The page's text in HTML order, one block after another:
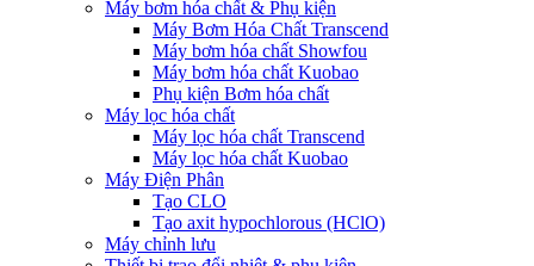
Máy bơm hóa chất & Phụ kiện
Máy Bơm Hóa Chất Transcend
Máy bơm hóa chất Showfou
Máy bơm hóa chất Kuobao
Phụ kiện Bơm hóa chất
Máy lọc hóa chất
Máy lọc hóa chất Transcend
Máy lọc hóa chất Kuobao
Máy Điện Phân
Tạo CLO
Tạo axit hypochlorous (HClO)
Máy chỉnh lưu